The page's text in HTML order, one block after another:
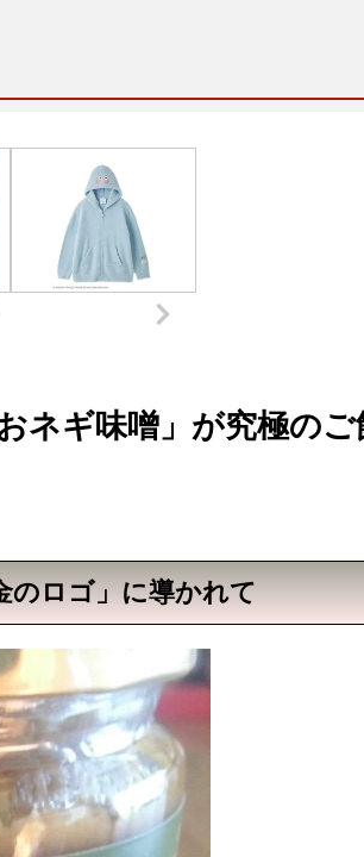
ネギ味噌」が究極のご
のロゴ」に導かれて